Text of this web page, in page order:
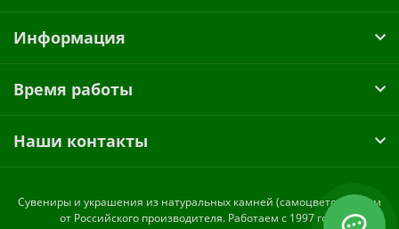
Информация
Время работы
Наши контакты
Cувениры и украшения из натуральных камней (самоцветов) оптом
от Российского производителя. Работаем с 1997 года